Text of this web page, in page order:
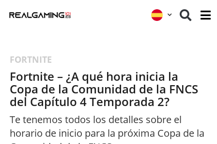
FORTNITE
Fortnite – ¿A qué hora inicia la
Copa de la Comunidad de la FNCS
del Capítulo 4 Temporada 2?
Te tenemos todos los detalles sobre el
horario de inicio para la próxima Copa de la